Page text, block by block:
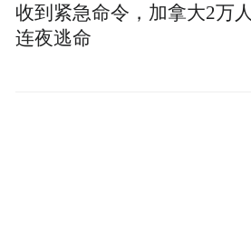
收到紧急命令，加拿大2万人
连夜逃命